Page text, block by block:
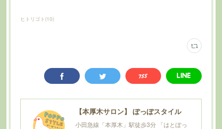
ヒトリゴト (10)
【本厚木サロン】 ぽっぽスタイル
小田急線「本厚木」駅徒歩3分 「はとぽっ